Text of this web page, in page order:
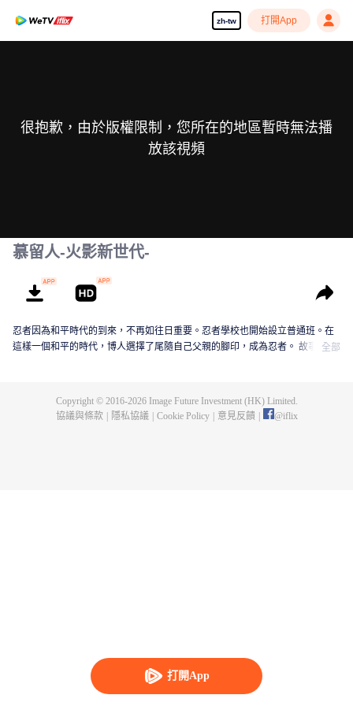
zh-tw 打開App
打開App
很抱歉，由於版權限制，您所在的地區暫時無法播
放該視頻
慕留人-火影新世代-
忍者因為和平時代的到來，不再如往日重要。忍者學校也開始設立普通班。在
這樣一個和平的時代，博人選擇了尾隨自己父親的腳印，成為忍者。 故事以這
全部
Copyright © 2016-2026Image Future Investment (HK) Limited.
協議與條款
隱私協議 Cookie Policy 意見反饋 @iflix